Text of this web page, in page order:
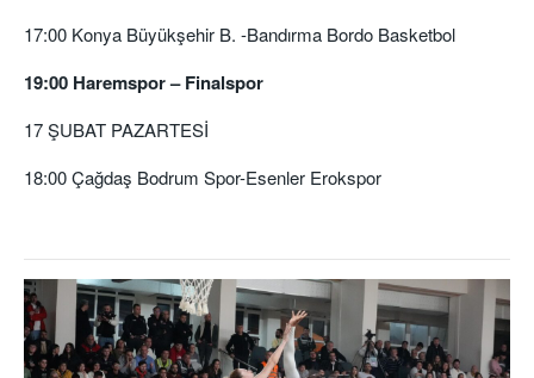
17:00 Konya Büyükşehir B. -Bandırma Bordo Basketbol
19:00 Haremspor – Finalspor
17 ŞUBAT PAZARTESİ
18:00 Çağdaş Bodrum Spor-Esenler Erokspor